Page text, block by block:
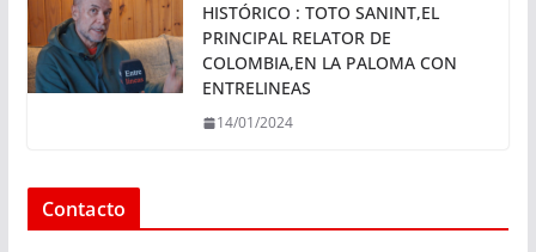
HISTÓRICO : TOTO SANINT,EL
PRINCIPAL RELATOR DE
COLOMBIA,EN LA PALOMA CON
ENTRELINEAS
14/01/2024
Contacto